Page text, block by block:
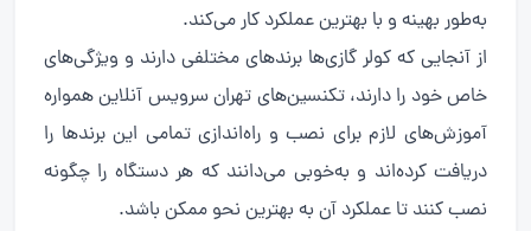
به‌طور بهینه و با بهترین عملکرد کار می‌کند.
از آنجایی که کولر گازی‌ها برندهای مختلفی دارند و ویژگی‌های
خاص خود را دارند، تکنسین‌های تهران سرویس آنلاین همواره
آموزش‌های لازم برای نصب و راه‌اندازی تمامی این برندها را
دریافت کرده‌اند و به‌خوبی می‌دانند که هر دستگاه را چگونه
نصب کنند تا عملکرد آن به بهترین نحو ممکن باشد.